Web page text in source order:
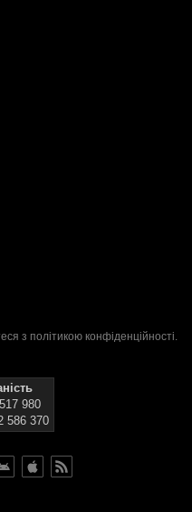
з політикою конфіденційності.
517 980
586 370